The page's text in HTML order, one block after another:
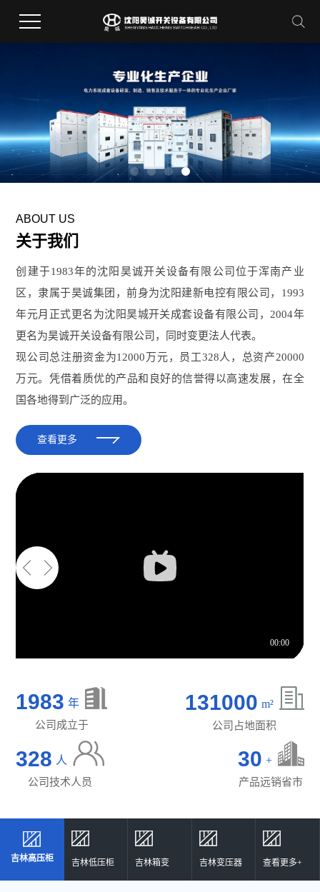
ABOUT US
关于我们
创建于1983年的沈阳昊诚开关设备有限公司位于浑南产业
区，隶属于昊诚集团，前身为沈阳建新电控有限公司，1993
年元月正式更名为沈阳昊城开关成套设备有限公司，2004年
更名为昊诚开关设备有限公司，同时变更法人代表。
现公司总注册资金为12000万元，员工328人，总资产20000
万元。凭借着质优的产品和良好的信誉得以高速发展，在全
国各地得到广泛的应用。
查看更多
1983 年
公司成立于
131000 m²
公司占地面积
328 人
公司技术人员
30 +
产品远销省市
吉林高压柜
吉林高压柜 吉林低压柜 吉林箱变 吉林变压器 查看更多+